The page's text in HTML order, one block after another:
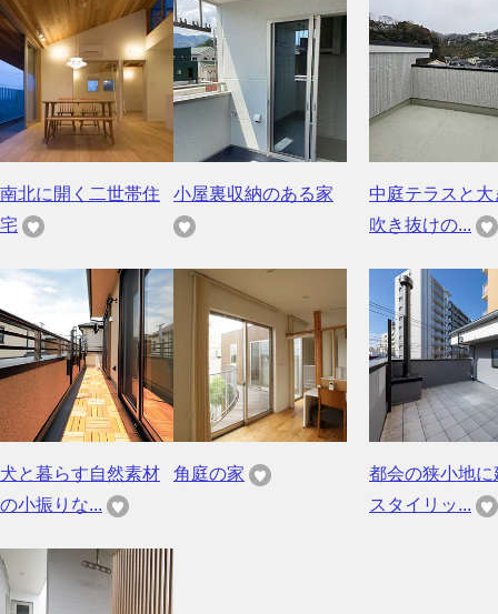
南北に開く二世帯住
宅
小屋裏収納のある家
中庭テラスと大
吹き抜けの...
犬と暮らす自然素材
の小振りな...
角庭の家
都会の狭小地に
スタイリッ...